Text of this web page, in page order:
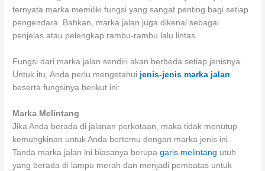
ternyata marka memiliki fungsi yang sangat penting bagi setiap
pengendara. Bahkan, marka jalan juga dikenal sebagai
penjelas atau pelengkap rambu-rambu lalu lintas.
Fungsi dari marka jalan sendiri akan berbeda setiap jenisnya.
Untuk itu, Anda perlu mengetahui jenis-jenis marka jalan
beserta fungsinya berikut ini:
Marka Melintang
Jika Anda berada di jalanan perkotaan, maka tidak menutup
kemungkinan untuk Anda bertemu dengan marka jenis ini.
Tanda marka jalan ini biasanya berupagaris melintang utuh
yang berada di lampu merah dan menjadi pembatas untuk